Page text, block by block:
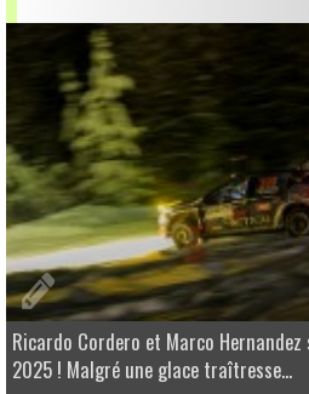
Ricardo Cordero et Marco Hernandez
2025 ! Malgré une glace traîtresse...